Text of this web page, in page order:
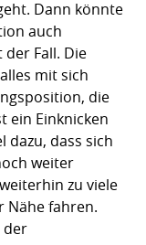
Dann könnte
auch
Fall. Die
mit sich
die
ein Einknicken
dass sich
weiter
zu viele
Nähe fahren.
der